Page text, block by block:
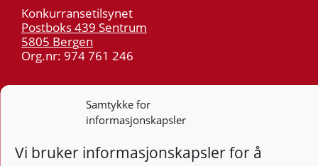
Samtykke for
informasjonskapsler
Vi bruker informasjonskapsler for å
Konkurransetilsynet
Postboks 439 Sentrum
5805 Bergen
Org.nr: 974 761 246
post@kt.no